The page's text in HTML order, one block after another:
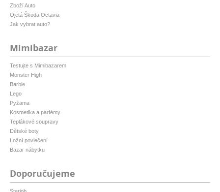
Zboží Auto
Ojetá Škoda Octavia
Jak vybrat auto?
Mimibazar
Testujte s Mimibazarem
Monster High
Barbie
Lego
Pyžama
Kosmetika a parfémy
Teplákové soupravy
Dětské boty
Ložní povlečení
Bazar nábytku
Doporučujeme